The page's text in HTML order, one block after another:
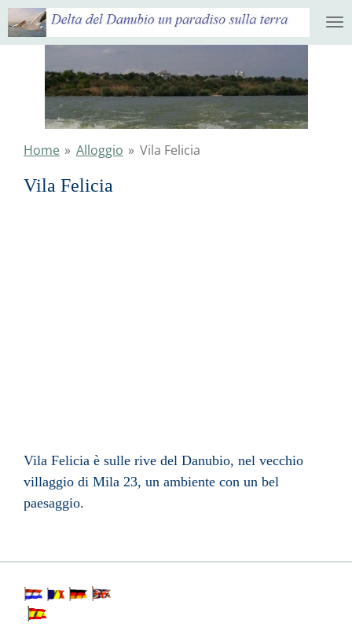
direct
hoofdinhoud
Home » Alloggio » Vila Felicia
Vila Felicia
Vila Felicia è sulle rive del Danubio, nel vecchio
villaggio di Mila 23, un ambiente con un bel
paesaggio.